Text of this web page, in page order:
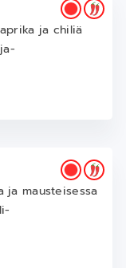
ja chiliä
ja mausteisessa